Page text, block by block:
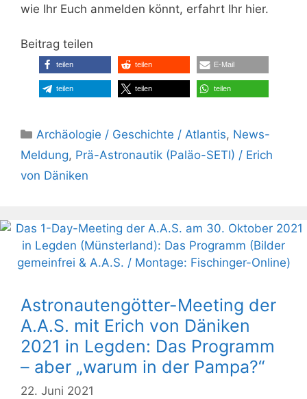
wie Ihr Euch anmelden könnt, erfahrt Ihr hier.
Beitrag teilen
teilen teilen E-Mail
teilen teilen teilen
Kategorien
Archäologie / Geschichte / Atlantis, News-
Meldung, Prä-Astronautik (Paläo-SETI) / Erich
von Däniken
Astronautengötter-Meeting der
A.A.S. mit Erich von Däniken
2021 in Legden: Das Programm
– aber „warum in der Pampa?“
22. Juni 2021